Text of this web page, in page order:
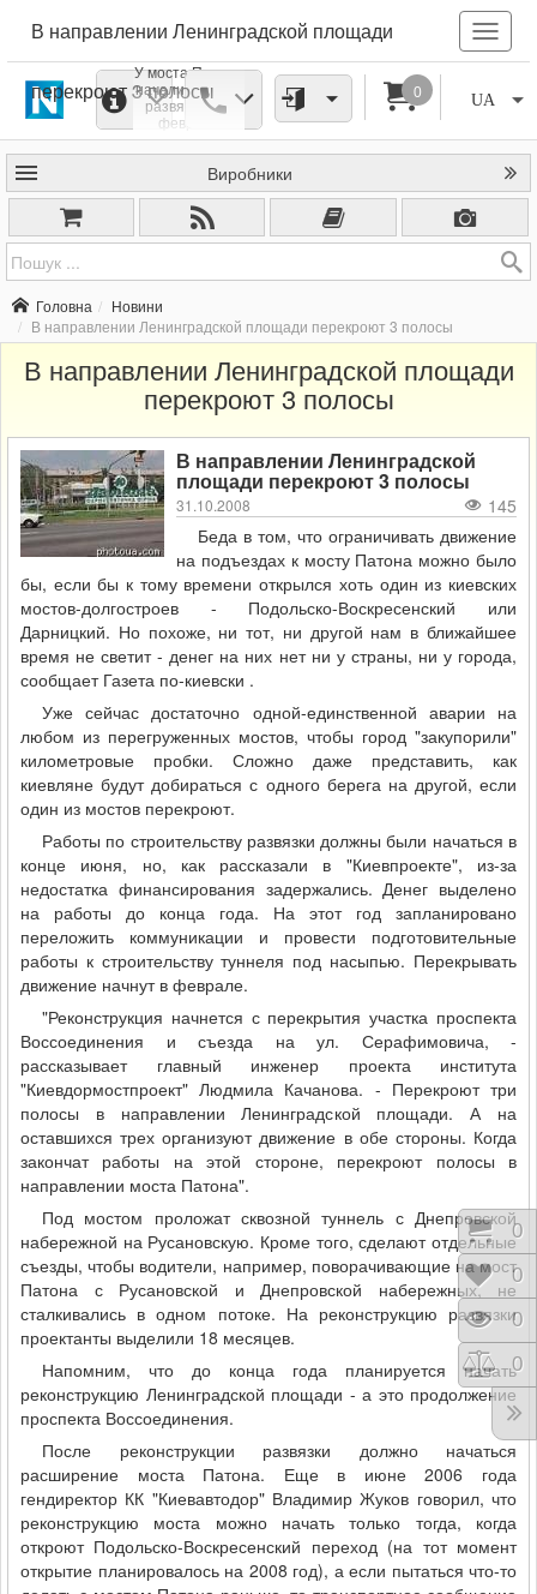
В направлении Ленинградской площади
перекроют 3 полосы
У моста Патона
начали строить
развязку. А с
февраля
перекроют
движение по
проспекту
Воссоединения,
и тогда пробки
заблокируют
сообщение
UA
0
Виробники
Головна
Новини
В направлении Ленинградской площади перекроют 3 полосы
В направлении Ленинградской площади
перекроют 3 полосы
В направлении Ленинградской
площади перекроют 3 полосы
31.10.2008
145
Беда в том, что ограничивать движение
на подъездах к мосту Патона можно было
бы, если бы к тому времени открылся хоть один из киевских
мостов-долгостроев - Подольско-Воскресенский или
Дарницкий. Но похоже, ни тот, ни другой нам в ближайшее
время не светит - денег на них нет ни у страны, ни у города,
сообщает Газета по-киевски .
Уже сейчас достаточно одной-единственной аварии на
любом из перегруженных мостов, чтобы город "закупорили"
километровые пробки. Сложно даже представить, как
киевляне будут добираться с одного берега на другой, если
один из мостов перекроют.
Работы по строительству развязки должны были начаться в
конце июня, но, как рассказали в "Киевпроекте", из-за
недостатка финансирования задержались. Денег выделено
на работы до конца года. На этот год запланировано
переложить коммуникации и провести подготовительные
работы к строительству туннеля под насыпью. Перекрывать
движение начнут в феврале.
"Реконструкция начнется с перекрытия участка проспекта
Воссоединения и съезда на ул. Серафимовича, -
рассказывает главный инженер проекта института
"Киевдормостпроект" Людмила Качанова. - Перекроют три
полосы в направлении Ленинградской площади. А на
оставшихся трех организуют движение в обе стороны. Когда
закончат работы на этой стороне, перекроют полосы в
направлении моста Патона".
Под мостом проложат сквозной туннель с Днепровской
набережной на Русановскую. Кроме того, сделают отдельные
съезды, чтобы водители, например, поворачивающие на мост
Патона с Русановской и Днепровской набережных, не
сталкивались в одном потоке. На реконструкцию развязки
проектанты выделили 18 месяцев.
Напомним, что до конца года планируется начать
реконструкцию Ленинградской площади - а это продолжение
проспекта Воссоединения.
После реконструкции развязки должно начаться
расширение моста Патона. Еще в июне 2006 года
гендиректор КК "Киевавтодор" Владимир Жуков говорил, что
реконструкцию моста можно начать только тогда, когда
откроют Подольско-Воскресенский переход (на тот момент
открытие планировалось на 2008 год), а если пытаться что-то
0
0
0
0